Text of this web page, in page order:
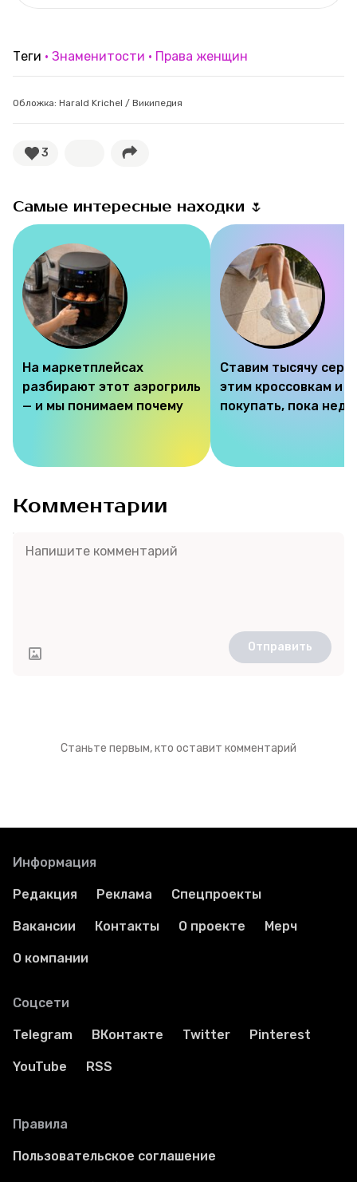
Теги Знаменитости Права женщин
Обложка: Harald Krichel / Википедия
3
Самые интересные находки 🌷
На маркетплейсах
разбирают этот аэрогриль
— и мы понимаем почему
Ставим тысячу
этим кроссовкам и
покупать, пока
Комментарии
Отправить
Станьте первым, кто оставит комментарий
Информация
Редакция Реклама Спецпроекты
Вакансии Контакты О проекте Мерч
О компании
Соцсети
Telegram ВКонтакте Twitter Pinterest
YouTube RSS
Правила
Пользовательское соглашение